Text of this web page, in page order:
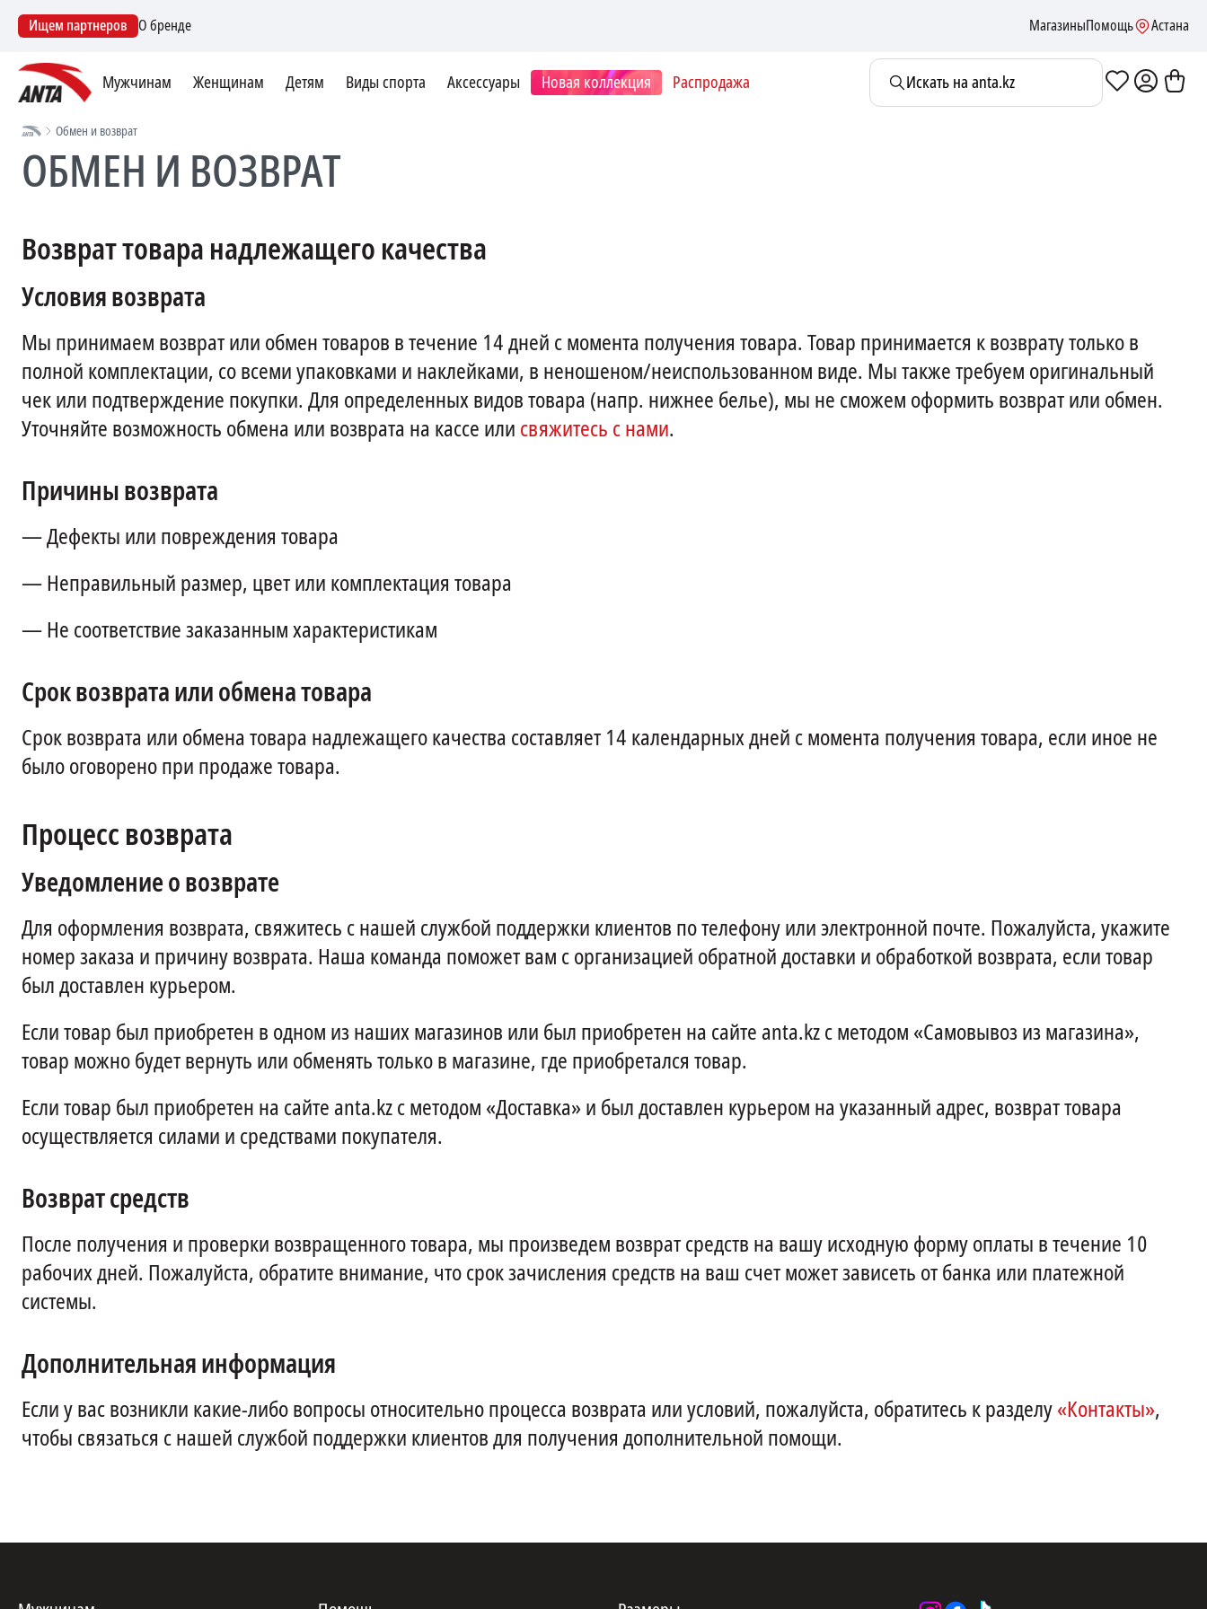
Ищем партнеров О бренде МагазиныПомощь Астана
Мужчинам Женщинам Детям Виды спорта Аксессуары Новая коллекция Распродажа Искать на anta.kz
Обмен и возврат
ОБМЕН И ВОЗВРАТ
Возврат товара надлежащего качества
Условия возврата
Мы принимаем возврат или обмен товаров в течение 14 дней с момента получения товара. Товар принимается к возврату только в
полной комплектации, со всеми упаковками и наклейками, в неношеном/неиспользованном виде. Мы также требуем оригинальный
чек или подтверждение покупки. Для определенных видов товара (напр. нижнее белье), мы не сможем оформить возврат или обмен.
Уточняйте возможность обмена или возврата на кассе или свяжитесь с нами.
Причины возврата
— Дефекты или повреждения товара
— Неправильный размер, цвет или комплектация товара
— Не соответствие заказанным характеристикам
Срок возврата или обмена товара
Срок возврата или обмена товара надлежащего качества составляет 14 календарных дней с момента получения товара, если иное не
было оговорено при продаже товара.
Процесс возврата
Уведомление о возврате
Для оформления возврата, свяжитесь с нашей службой поддержки клиентов по телефону или электронной почте. Пожалуйста, укажите
номер заказа и причину возврата. Наша команда поможет вам с организацией обратной доставки и обработкой возврата, если товар
был доставлен курьером.
Если товар был приобретен в одном из наших магазинов или был приобретен на сайте anta.kz с методом «Самовывоз из магазина»,
товар можно будет вернуть или обменять только в магазине, где приобретался товар.
Если товар был приобретен на сайте anta.kz с методом «Доставка» и был доставлен курьером на указанный адрес, возврат товара
осуществляется силами и средствами покупателя.
Возврат средств
После получения и проверки возвращенного товара, мы произведем возврат средств на вашу исходную форму оплаты в течение 10
рабочих дней. Пожалуйста, обратите внимание, что срок зачисления средств на ваш счет может зависеть от банка или платежной
системы.
Дополнительная информация
Если у вас возникли какие-либо вопросы относительно процесса возврата или условий, пожалуйста, обратитесь к разделу«Контакты»,
чтобы связаться с нашей службой поддержки клиентов для получения дополнительной помощи.